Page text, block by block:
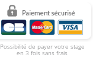
Possibilité de payer votre stage
en 3 fois sans frais